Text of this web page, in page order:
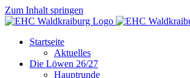
Zum Inhalt springen
Startseite
Aktuelles
Die Löwen 26/27
Hauptrunde